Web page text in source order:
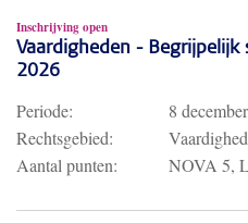
Inschrijving open
Vaardigheden -
2026
Periode:
8
Rechtsgebied:
Aantal punten:
NOVA 5,